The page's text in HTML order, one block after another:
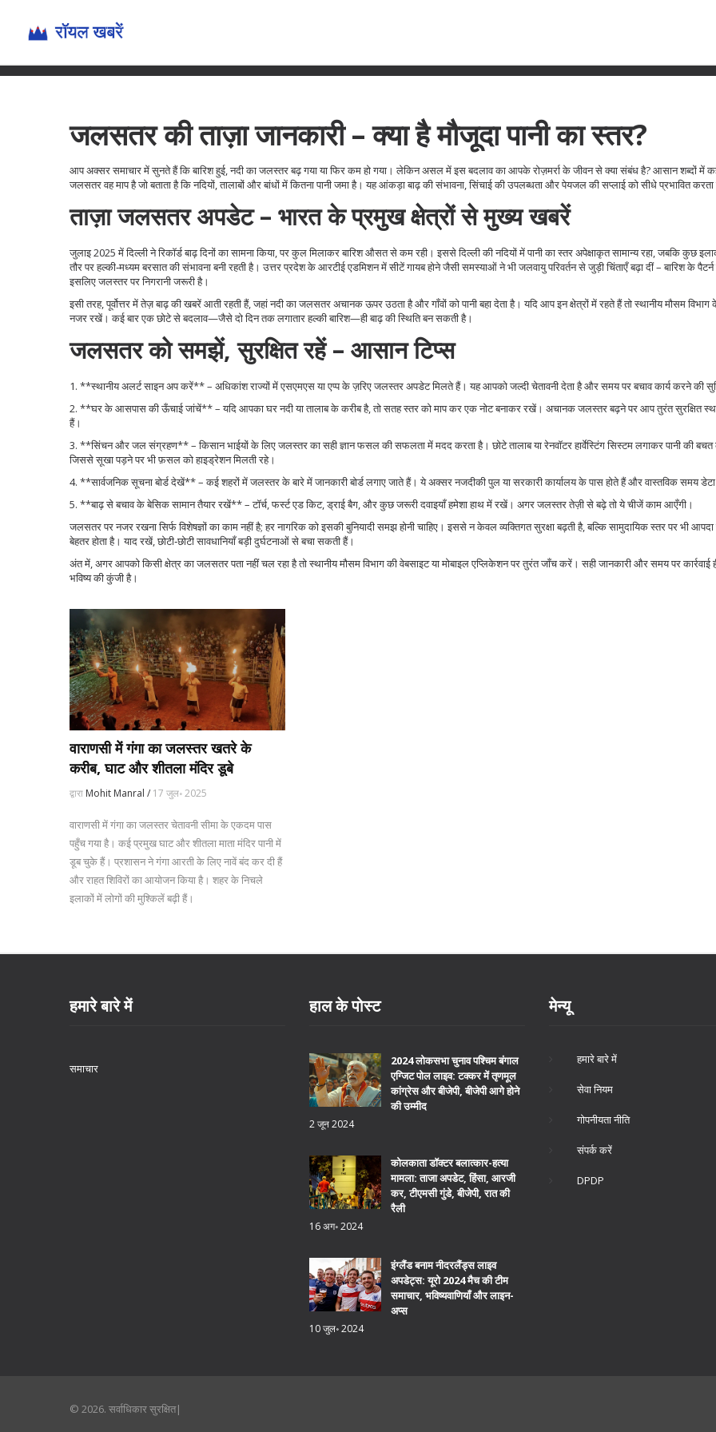
जलसतर की ताज़ा जानकारी – क्या है मौजूदा पानी का स्तर?
आप अक्सर समाचार में सुनते हैं कि बारिश हुई, नदी का जलस्तर बढ़ गया या फिर कम हो गया। लेकिन असल में इस बदलाव का आपके रोज़मर्रा के जीवन से क्या संबंध है? आसान शब्दों में
जलसतर वह माप है जो बताता है कि नदियों, तालाबों और बांधों में कितना पानी जमा है। यह आंकड़ा बाढ़ की संभावना, सिंचाई की उपलब्धता और पेयजल की सप्लाई को सीधे प्रभावित करता
ताज़ा जलसतर अपडेट – भारत के प्रमुख क्षेत्रों से मुख्य खबरें
जुलाइ 2025 में दिल्ली ने रिकॉर्ड बाढ़ दिनों का सामना किया, पर कुल मिलाकर बारिश औसत से कम रही। इससे दिल्ली की नदियों में पानी का स्तर अपेक्षाकृत सामान्य रहा, जबकि कुछ
तौर पर हल्की‑मध्यम बरसात की संभावना बनी रहती है। उत्तर प्रदेश के आरटीई एडमिशन में सीटें गायब होने जैसी समस्याओं ने भी जलवायु परिवर्तन से जुड़ी चिंताएँ बढ़ा दीं – बारिश के
इसलिए जलस्तर पर निगरानी जरूरी है।
इसी तरह, पूर्वोत्तर में तेज़ बाढ़ की खबरें आती रहती हैं, जहां नदी का जलसतर अचानक ऊपर उठता है और गाँवों को पानी बहा देता है। यदि आप इन क्षेत्रों में रहते हैं तो स्थानीय मौसम विभाग
नजर रखें। कई बार एक छोटे से बदलाव—जैसे दो दिन तक लगातार हल्की बारिश—ही बाढ़ की स्थिति बन सकती है।
जलसतर को समझें, सुरक्षित रहें – आसान टिप्स
1. **स्थानीय अलर्ट साइन अप करें** – अधिकांश राज्यों में एसएमएस या एप्प के ज़रिए जलस्तर अपडेट मिलते हैं। यह आपको जल्दी चेतावनी देता है और समय पर बचाव कार्य करने की
2. **घर के आसपास की ऊँचाई जांचें** – यदि आपका घर नदी या तालाब के करीब है, तो सतह स्तर को माप कर एक नोट बनाकर रखें। अचानक जलस्तर बढ़ने पर आप तुरंत सुरक्षित
हैं।
3. **सिंचन और जल संग्रहण** – किसान भाईयों के लिए जलस्तर का सही ज्ञान फसल की सफलता में मदद करता है। छोटे तालाब या रेनवॉटर हार्वेस्टिंग सिस्टम लगाकर पानी की
जिससे सूखा पड़ने पर भी फ़सल को हाइड्रेशन मिलती रहे।
4. **सार्वजनिक सूचना बोर्ड देखें** – कई शहरों में जलस्तर के बारे में जानकारी बोर्ड लगाए जाते हैं। ये अक्सर नजदीकी पुल या सरकारी कार्यालय के पास होते हैं और वास्तविक समय
5. **बाढ़ से बचाव के बेसिक सामान तैयार रखें** – टॉर्च, फर्स्ट एड किट, ड्राई बैग, और कुछ जरूरी दवाइयाँ हमेशा हाथ में रखें। अगर जलस्तर तेज़ी से बढ़े तो ये चीजें काम आएँगी।
जलसतर पर नजर रखना सिर्फ विशेषज्ञों का काम नहीं है; हर नागरिक को इसकी बुनियादी समझ होनी चाहिए। इससे न केवल व्यक्तिगत सुरक्षा बढ़ती है, बल्कि सामुदायिक स्तर पर भी
बेहतर होता है। याद रखें, छोटी‑छोटी सावधानियाँ बड़ी दुर्घटनाओं से बचा सकती हैं।
अंत में, अगर आपको किसी क्षेत्र का जलसतर पता नहीं चल रहा है तो स्थानीय मौसम विभाग की वेबसाइट या मोबाइल एप्लिकेशन पर तुरंत जाँच करें। सही जानकारी और समय पर कार्रवाई
भविष्य की कुंजी है।
वाराणसी में गंगा का जलस्तर खतरे के
करीब, घाट और शीतला मंदिर डूबे
द्वारा Mohit Manral / 17 जुल॰ 2025
वाराणसी में गंगा का जलस्तर चेतावनी सीमा के एकदम पास
पहुँच गया है। कई प्रमुख घाट और शीतला माता मंदिर पानी में
डूब चुके हैं। प्रशासन ने गंगा आरती के लिए नावें बंद कर दी हैं
और राहत शिविरों का आयोजन किया है। शहर के निचले
इलाकों में लोगों की मुश्किलें बढ़ी हैं।
हमारे बारे में
समाचार
हाल के पोस्ट
2024 लोकसभा चुनाव पश्चिम बंगाल
एग्जिट पोल लाइव: टक्कर में तृणमूल
कांग्रेस और बीजेपी, बीजेपी आगे होने
की उम्मीद
2 जून 2024
कोलकाता डॉक्टर बलात्कार-हत्या
मामला: ताजा अपडेट, हिंसा, आरजी
कर, टीएमसी गुंडे, बीजेपी, रात की
रैली
16 अग॰ 2024
इंग्लैंड बनाम नीदरलैंड्स लाइव
अपडेट्स: यूरो 2024 मैच की टीम
समाचार, भविष्यवाणियाँ और लाइन-
अप्स
10 जुल॰ 2024
मेन्यू
हमारे बारे में
सेवा नियम
गोपनीयता नीति
संपर्क करें
DPDP
© 2026. सर्वाधिकार सुरक्षित|